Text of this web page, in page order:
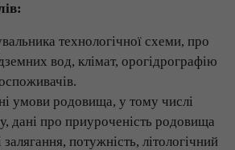
технологічної схеми, про
вод, клімат, орогідрографію
умови родовища, у тому числі
дані про приуроченість родовища
потужність, літологічний